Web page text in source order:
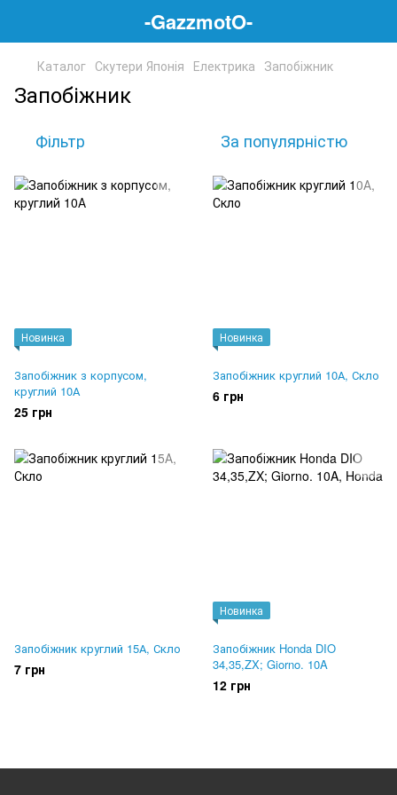
-GazzmotO-
Каталог Скутери Японія Електрика Запобіжник
Запобіжник
Фільтр За популярністю
Новинка
Запобіжник з корпусом,
круглий 10А
25 грн
Новинка
Запобіжник круглий 10А, Скло
6 грн
Запобіжник круглий 15А, Скло
7 грн
Новинка
Запобіжник Honda DIO
34,35,ZX; Giorno. 10A
12 грн